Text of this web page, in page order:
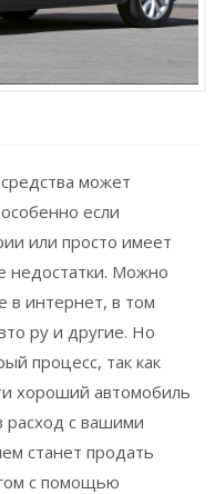
может
если
или просто имеет
недостатки. Можно
в интернет, в том
ру и другие. Но
процесс, так как
хороший автомобиль
расход с вашими
станет продать
с помощью